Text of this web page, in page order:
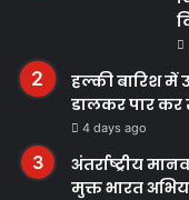
हल्की बारिश में
डालकर पार कर
4 days ago
अंतर्राष्ट्रीय
मुक्त भारत